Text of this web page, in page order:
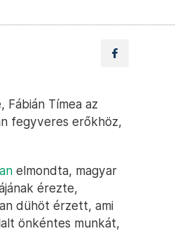
Fábián Tímea az
fegyveres erőkhöz,
elmondta, magyar
érezte,
dühöt érzett, ami
önkéntes munkát,